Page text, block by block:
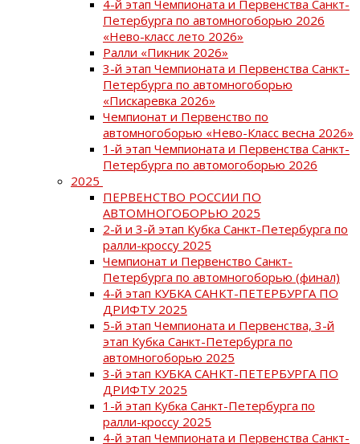
4-й этап Чемпионата и Первенства Санкт-
Петербурга по автомногоборью 2026
«Нево-класс лето 2026»
Ралли «Пикник 2026»
3-й этап Чемпионата и Первенства Санкт-
Петербурга по автомногоборью
«Пискаревка 2026»
Чемпионат и Первенство по
автомногоборью «Нево-Класс весна 2026»
1-й этап Чемпионата и Первенства Санкт-
Петербурга по автомогоборью 2026
2025
ПЕРВЕНСТВО РОССИИ ПО
АВТОМНОГОБОРЬЮ 2025
2-й и 3-й этап Кубка Санкт-Петербурга по
ралли-кроссу 2025
Чемпионат и Первенство Санкт-
Петербурга по автомногоборью (финал)
4-й этап КУБКА САНКТ-ПЕТЕРБУРГА ПО
ДРИФТУ 2025
5-й этап Чемпионата и Первенства, 3-й
этап Кубка Санкт-Петербурга по
автомногоборью 2025
3-й этап КУБКА САНКТ-ПЕТЕРБУРГА ПО
ДРИФТУ 2025
1-й этап Кубка Санкт-Петербурга по
ралли-кроссу 2025
4-й этап Чемпионата и Первенства Санкт-